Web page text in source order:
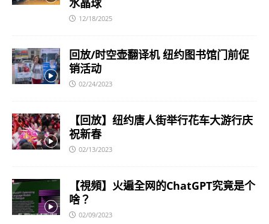
12/18/2025
回放/时空壶翻译机 纽约图书馆门前促
销活动
02/24/2023
【回放】纽约唐人街举行花车大游行庆
祝新春
02/13/2023
【視頻】火遍全网的ChatGPT究竟是个
啥？
02/09/2023